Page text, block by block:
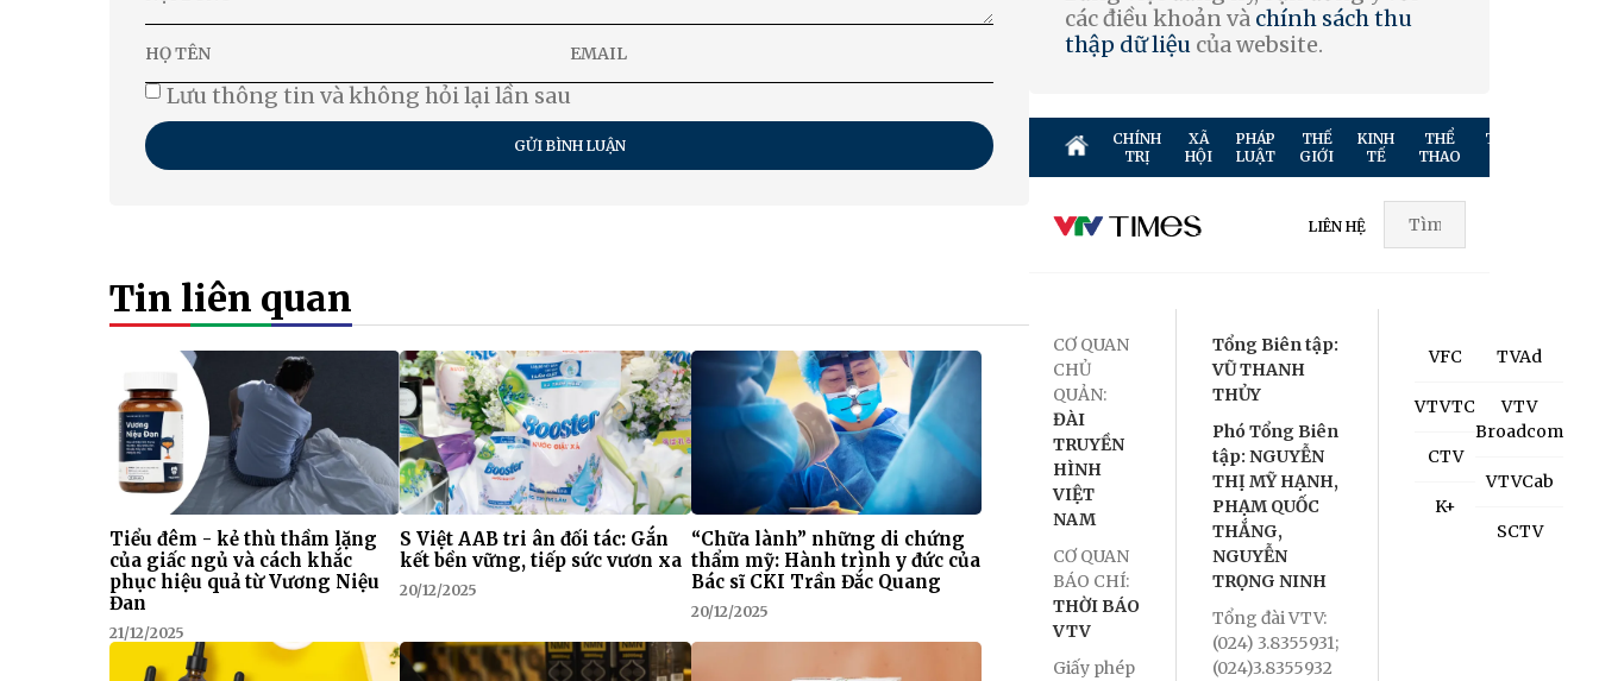
Lưu thông tin và không hỏi lại lần sau
GỬI BÌNH LUẬN
Tin liên quan
Tiểu đêm - kẻ thù thầm lặng
của giấc ngủ và cách khắc
phục hiệu quả từ Vương Niệu
Đan
21/12/2025
S Việt AAB tri ân đối tác: Gắn
kết bền vững, tiếp sức vươn xa
20/12/2025
“Chữa lành” những di chứng
thẩm mỹ: Hành trình y đức của
Bác sĩ CKI Trần Đắc Quang
20/12/2025
các điều khoản và chính sách thu
thập dữ liệu của website.
CHÍNH
TRỊ
XÃ
HỘI
PHÁP
LUẬT
THẾ
GIỚI
KINH
TẾ
THỂ
THAO
TRUYỀN
LIÊN HỆ
CƠ QUAN
CHỦ
QUẢN:
ĐÀI
TRUYỀN
HÌNH
VIỆT
NAM
CƠ QUAN
BÁO CHÍ:
THỜI BÁO
VTV
Giấy phép
Tổng Biên tập:
VŨ THANH
THỦY
Phó Tổng Biên
tập: NGUYỄN
THỊ MỸ HẠNH,
PHẠM QUỐC
THẮNG,
NGUYỄN
TRỌNG NINH
Tổng đài VTV:
(024) 3.8355931;
(024)3.8355932
VFC
VTVTC
CTV
K+
TVAd
VTV
Broadcom
VTVCab
SCTV